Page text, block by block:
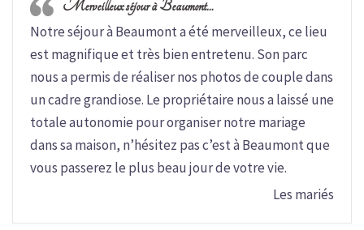
Merveilleux séjour à Beaumont…
Notre séjour à Beaumont a été merveilleux, ce lieu
est magnifique et très bien entretenu. Son parc
nous a permis de réaliser nos photos de couple dans
un cadre grandiose. Le propriétaire nous a laissé une
totale autonomie pour organiser notre mariage
dans sa maison, n’hésitez pas c’est à Beaumont que
vous passerez le plus beau jour de votre vie.
Les mariés